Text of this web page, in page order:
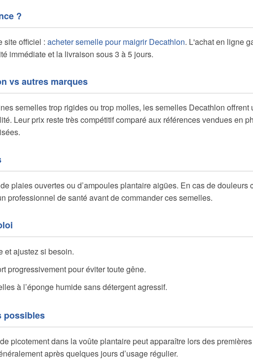
?
site officiel : acheter semelle pour maigrir Decathlon. L'achat en ligne
immédiate et la livraison sous 3 à 5 jours.
vs autres marques
semelles trop rigides ou trop molles, les semelles Decathlon offrent
Leur prix reste très compétitif comparé aux références vendues en
plaies ouvertes ou d’ampoules plantaire aigües. En cas de douleurs
professionnel de santé avant de commander ces semelles.
et ajustez si besoin.
progressivement pour éviter toute gêne.
à l’éponge humide sans détergent agressif.
possibles
picotement dans la voûte plantaire peut apparaître lors des
après quelques jours d’usage régulier.